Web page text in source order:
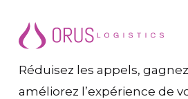
Réduisez les appels,
améliorez l’expérience de